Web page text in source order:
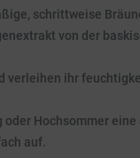
schrittweise
von der
verleihen ihr
Hochsommer
auf.